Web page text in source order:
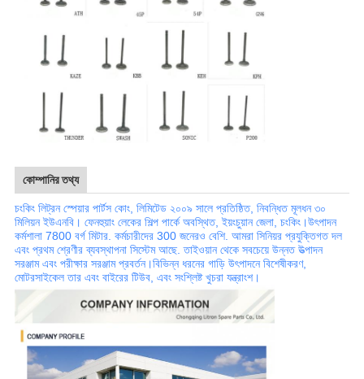
কোম্পানির তথ্য
চংকিং লিট্রন স্পেয়ার পার্টস কোং, লিমিটেড ২০০৯ সালে প্রতিষ্ঠিত, নিবন্ধিত মূলধন ৩০
মিলিয়ন ইউএনবি। ফেনহুয়াং লেকের শিল্প পার্কে অবস্থিত, ইয়ংচুয়ান জেলা, চংকিং।উৎপাদন
কর্মশালা 7800 বর্গ মিটার. কর্মচারীদের 300 জনেরও বেশি. আমরা সিনিয়র প্রযুক্তিগত দল
এবং প্রথম শ্রেণীর ব্যবস্থাপনা সিস্টেম আছে. তাইওয়ান থেকে সবচেয়ে উন্নত উত্পাদন
সরঞ্জাম এবং পরীক্ষার সরঞ্জাম প্রবর্তন।বিভিন্ন ধরনের গাড়ি উৎপাদনে বিশেষীকরণ,
মোটরসাইকেল তার এবং বাইরের টিউব, এবং সংশ্লিষ্ট খুচরা যন্ত্রাংশ।